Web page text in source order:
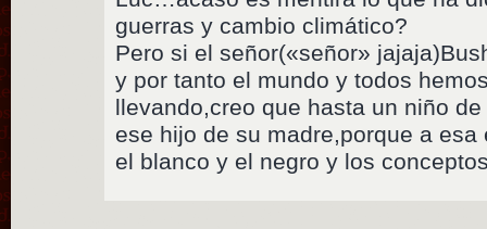
guerras y cambio climático?
Pero si el señor(«señor»
y por tanto el mundo y todos
llevando,creo que hasta un niño
ese hijo de su madre,porque a
el blanco y el negro y los